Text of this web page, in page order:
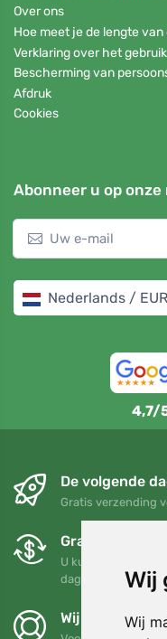
Wij
Wij
Over ons
Hoe meet je de lengte
Verklaring over het
Bescherming van
Afdruk
Cookies
Abonneer u op
Nederlands / EUR
4,7/
De volgende
Gratis verzending
Gratis ruilen
U kunt uw
dagen retourneren
Wij steunen